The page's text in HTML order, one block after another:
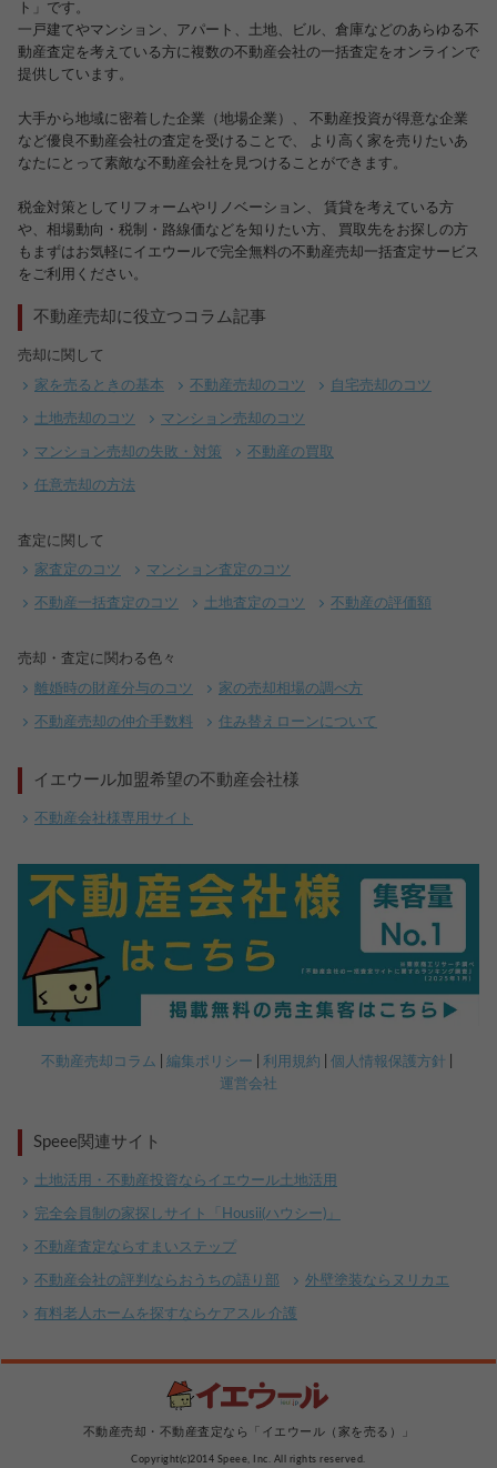
ト」です。
一戸建てやマンション、アパート、土地、ビル、倉庫などのあらゆる不
動産査定を考えている方に複数の不動産会社の一括査定をオンラインで
提供しています。
大手から地域に密着した企業（地場企業）、 不動産投資が得意な企業
など優良不動産会社の査定を受けることで、 より高く家を売りたいあ
なたにとって素敵な不動産会社を見つけることができます。
税金対策としてリフォームやリノベーション、 賃貸を考えている方
や、相場動向・税制・路線価などを知りたい方、 買取先をお探しの方
もまずはお気軽にイエウールで完全無料の不動産売却一括査定サービス
をご利用ください。
不動産売却に役立つコラム記事
売却に関して
家を売るときの基本 不動産売却のコツ 自宅売却のコツ
土地売却のコツ マンション売却のコツ
マンション売却の失敗・対策 不動産の買取
任意売却の方法
査定に関して
家査定のコツ マンション査定のコツ
不動産一括査定のコツ 土地査定のコツ 不動産の評価額
売却・査定に関わる色々
離婚時の財産分与のコツ 家の売却相場の調べ方
不動産売却の仲介手数料 住み替えローンについて
イエウール加盟希望の不動産会社様
不動産会社様専用サイト
不動産売却コラム 編集ポリシー 利用規約
個人情報保護方針
運営会社
Speee関連サイト
土地活用・不動産投資ならイエウール土地活用
完全会員制の家探しサイト「Housii(ハウシー)」
不動産査定ならすまいステップ
不動産会社の評判ならおうちの語り部 外壁塗装ならヌリカエ
有料老人ホームを探すならケアスル 介護
不動産売却・不動産査定なら「イエウール（家を売る）」
Copyright(c)2014 Speee, Inc. All rights reserved.